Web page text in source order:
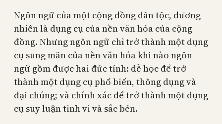
Ngôn ngữ của một cộng đồng dân tộc, đương
nhiên là dụng cụ của nền văn hóa của cộng
đồng. Nhưng ngôn ngữ chỉ trở thành một dụng
cụ sung mãn của nền văn hóa khi nào ngôn
ngữ gồm được hai đức tính: dễ học để trở
thành một dụng cụ phổ biến, thông dụng và
đại chúng; và chính xác để trở thành một dụng
cụ suy luận tinh vi và sắc bén.